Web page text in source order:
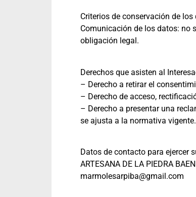
Criterios de conservación de
Comunicación de los datos: no
obligación legal.
Derechos que asisten al
– Derecho a retirar el
– Derecho de acceso,
– Derecho a presentar una
se ajusta a la normativa vigente.
Datos de contacto para ejercer
ARTESANA DE LA PIEDRA
marmolesarpiba@gmail.com